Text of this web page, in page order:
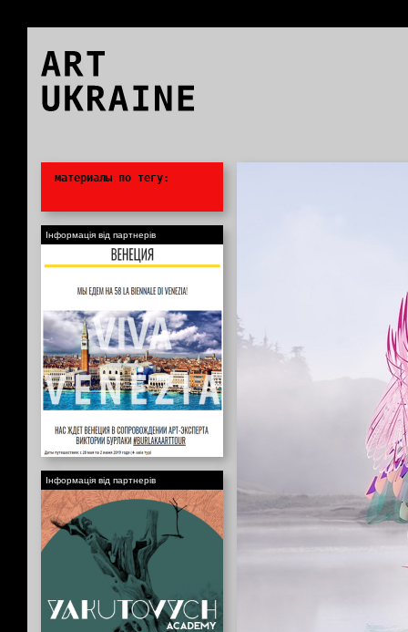
ART
UKRAINE
материалы по тегу:
Інформація від партнерів
Інформація від партнерів